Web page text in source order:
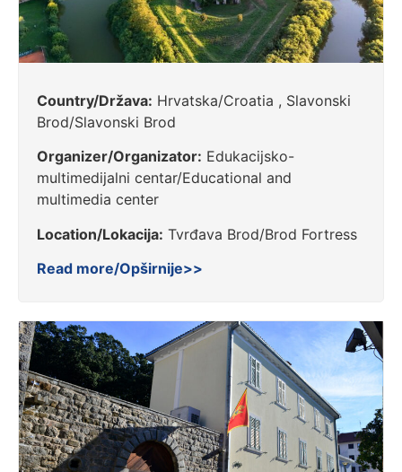
Country/Država: Hrvatska/Croatia , Slavonski
Brod/Slavonski Brod
Organizer/Organizator: Edukacijsko-
multimedijalni centar/Educational and
multimedia center
Location/Lokacija: Tvrđava Brod/Brod Fortress
Read more/Opširnije>>